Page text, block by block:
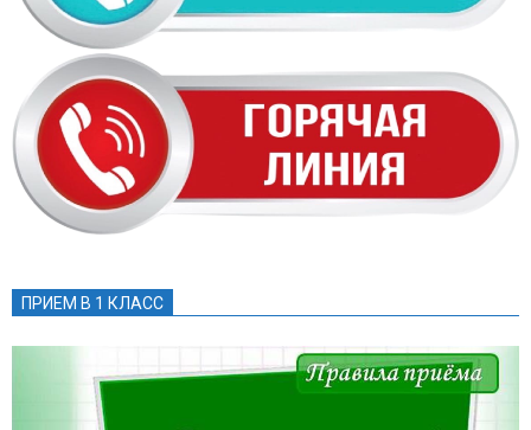
ПРИЕМ В 1 КЛАСС